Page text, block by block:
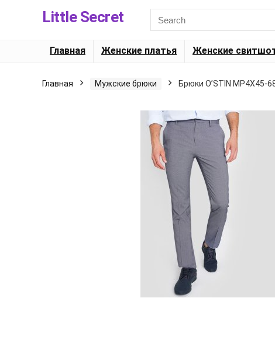
Little Secret
Главная Женские платья Женские
Главная Мужские брюки Брюки O’STIN MP4X45-